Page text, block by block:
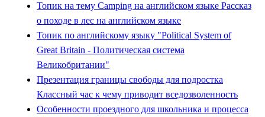
Топик на тему Camping на английском языке Рассказ
о походе в лес на английском языке
Топик по английскому языку "Political System of
Great Britain - Политическая система
Великобритании"
Презентация границы свободы для подростка
Классный час к чему приводит вседозволенность
Особенности проездного для школьника и процесса